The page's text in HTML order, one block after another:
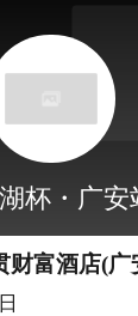
杯・广安
财富酒店(广